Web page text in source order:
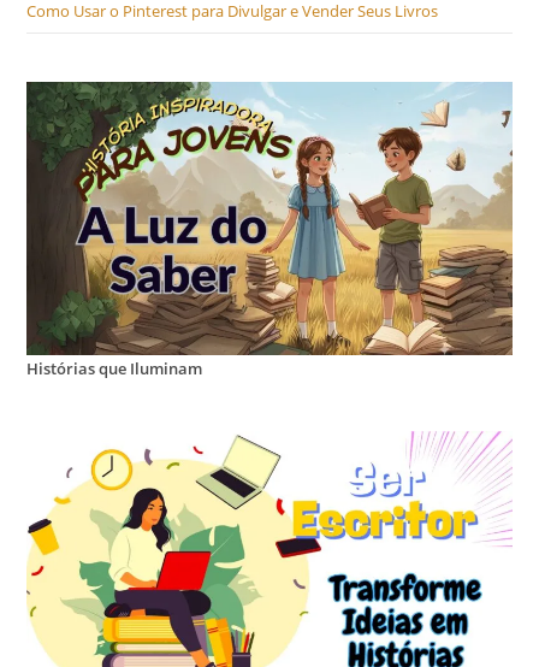
Como Usar o Pinterest para Divulgar e Vender Seus Livros
Histórias que Iluminam